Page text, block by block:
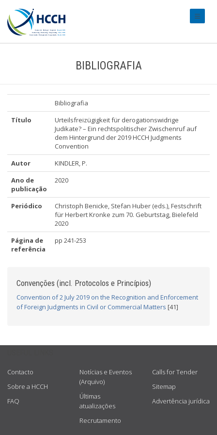
BIBLIOGRAFIA
Bibliografia
Título
Urteilsfreizügigkeit für derogationswidrige
Judikate? – Ein rechtspolitischer Zwischenruf auf
dem Hintergrund der 2019 HCCH Judgments
Convention
Autor
KINDLER, P.
Ano de
publicação
2020
Periódico
Christoph Benicke, Stefan Huber (eds.), Festschrift
für Herbert Kronke zum 70. Geburtstag, Bielefeld
2020
Página de
referência
pp 241-253
Convenções (incl. Protocolos e Princípios)
Convention of 2 July 2019 on the Recognition and Enforcement
of Foreign Judgments in Civil or Commercial Matters [41]
Contacto
Sobre a HCCH
FAQ
Notícias e Eventos
(Arquivo)
Últimas
atualizações
Recrutamento
Calls for Tender
Sitemap
Advertência jurídica